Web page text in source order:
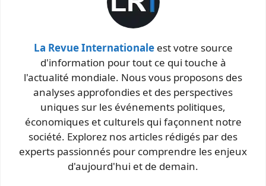
La Revue Internationaleest votre source
d'information pour tout ce qui touche à
l'actualité mondiale. Nous vous proposons des
analyses approfondies et des perspectives
uniques sur les événements politiques,
économiques et culturels qui façonnent notre
société. Explorez nos articles rédigés par des
experts passionnés pour comprendre les enjeux
d'aujourd'hui et de demain.